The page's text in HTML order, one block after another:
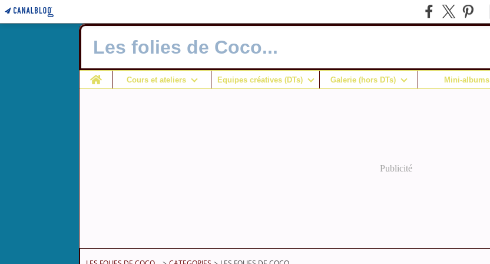
Les folies de Coco...
Home
Cours et ateliers Equipes créatives (DTs) Galerie (hors DTs) Mini-albums
Publicité